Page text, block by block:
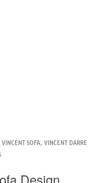
SOFA, VINCENT DARRE
Design